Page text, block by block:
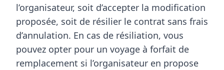
l’organisateur, soit d’accepter la modification
proposée, soit de résilier le contrat sans frais
d’annulation. En cas de résiliation, vous
pouvez opter pour un voyage à forfait de
remplacement si l’organisateur en propose